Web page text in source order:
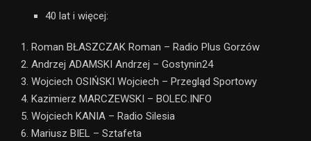
40 lat i więcej:
1. Roman BŁASZCZAK Roman – Radio Plus Gorzów
2. Andrzej ADAMSKI Andrzej – Gostynin24
3. Wojciech OSIŃSKI Wojciech – Przegląd Sportowy
4. Kazimierz MARCZEWSKI – BOLEC.INFO
5. Wojciech KANIA – Radio Silesia
6. Mariusz BIEL – Sztafeta